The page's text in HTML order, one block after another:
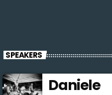
SPEAKERS
Daniele